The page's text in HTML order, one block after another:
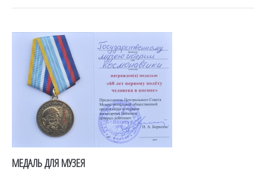
МЕДАЛЬ ДЛЯ МУЗЕЯ